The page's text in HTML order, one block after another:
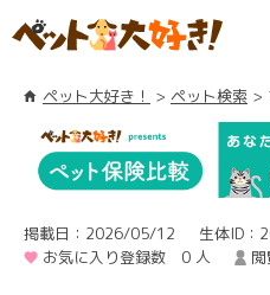
ペット大好き！ ペット検索
掲載日：2026/05/12
生体ID
お気に入り登録数 0 人